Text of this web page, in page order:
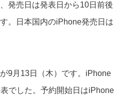
発売日は発表日から10日前後
。日本国内のiPhone発売日は
9月13日（木）です。iPhone
でした。予約開始日はiPhone